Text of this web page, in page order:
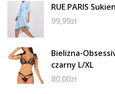
RUE PARIS
99,99zł
Bielizna-
czarny L/XL
80,00zł